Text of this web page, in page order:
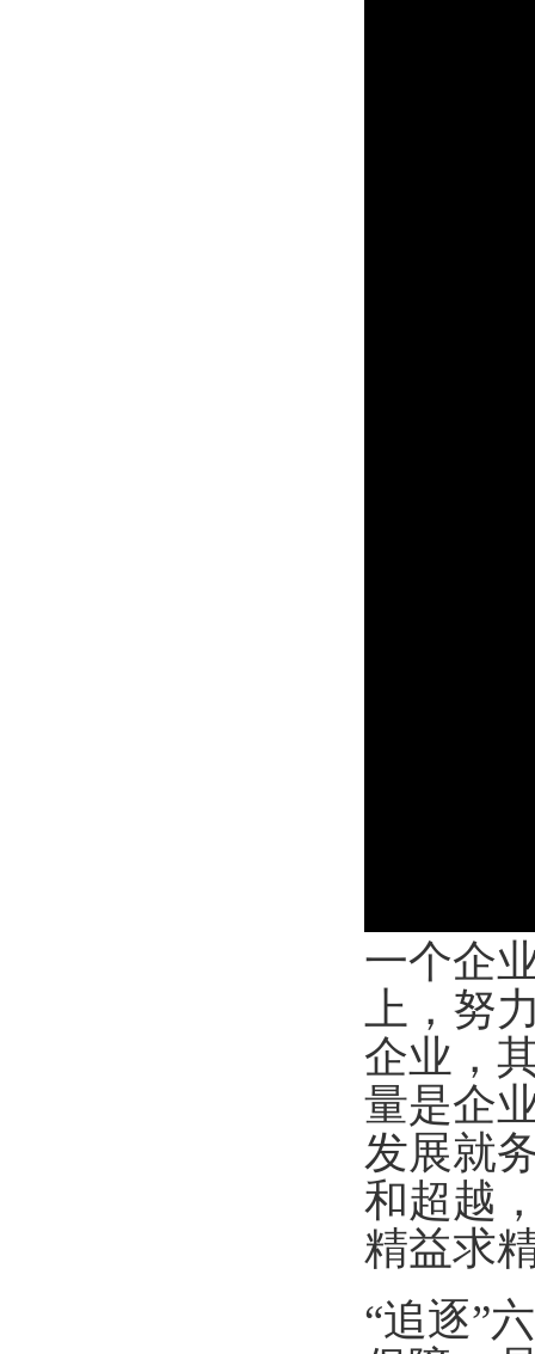
一个企
上，努
企业，
量是企
发展就
和超越
精益求
“追逐”